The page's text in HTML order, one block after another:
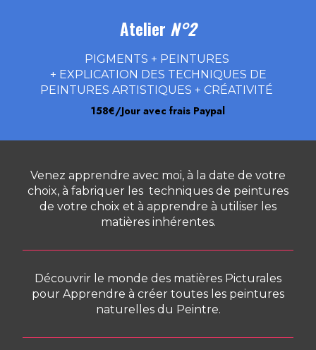
Atelier N°2
PIGMENTS + PEINTURES
+ EXPLICATION DES TECHNIQUES DE
PEINTURES ARTISTIQUES + CRÉATIVITÉ
158€/Jour avec frais Paypal
Venez apprendre avec moi, à la date de votre
choix, à fabriquer les techniques de peintures
de votre choix et à apprendre à utiliser les
matières inhérentes.
Découvrir le monde des matières Picturales
pour Apprendre à créer toutes les peintures
naturelles du Peintre.